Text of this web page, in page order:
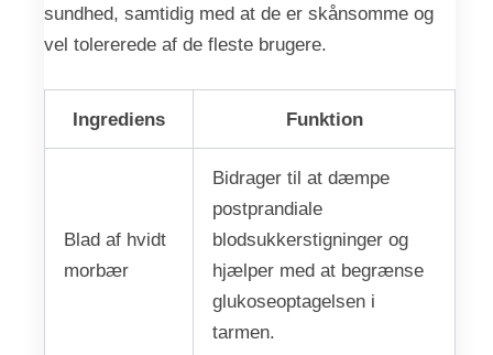
sundhed, samtidig med at de er skånsomme og
vel tolererede af de fleste brugere.
Ingrediens Funktion
Blad af hvidt
morbær
Bidrager til at dæmpe
postprandiale
blodsukkerstigninger og
hjælper med at begrænse
glukoseoptagelsen i
tarmen.